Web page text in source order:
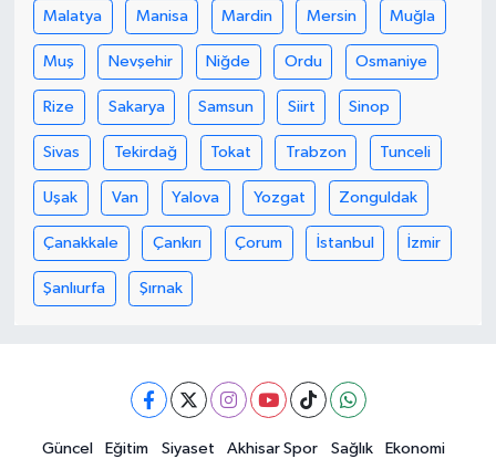
Malatya Manisa Mardin Mersin Muğla
Muş Nevşehir Niğde Ordu Osmaniye
Rize Sakarya Samsun Siirt Sinop
Sivas Tekirdağ Tokat Trabzon Tunceli
Uşak Van Yalova Yozgat Zonguldak
Çanakkale Çankırı Çorum İstanbul İzmir
Şanlıurfa Şırnak
Güncel Eğitim Siyaset Akhisar Spor Sağlık
Ekonomi